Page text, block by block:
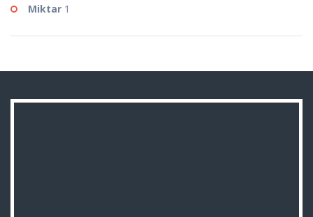
Miktar 1